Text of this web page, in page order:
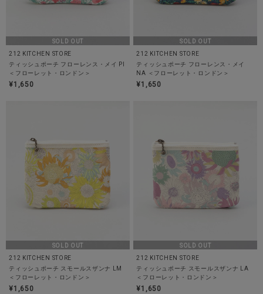
SOLD OUT
212 KITCHEN STORE
ティッシュポーチ フローレンス・メイ PI
＜フローレット・ロンドン＞
¥1,650
SOLD OUT
212 KITCHEN STORE
ティッシュポーチ フローレンス・メイ
NA ＜フローレット・ロンドン＞
¥1,650
SOLD OUT
212 KITCHEN STORE
ティッシュポーチ スモールスザンナ LM
＜フローレット・ロンドン＞
¥1,650
SOLD OUT
212 KITCHEN STORE
ティッシュポーチ スモールスザンナ LA
＜フローレット・ロンドン＞
¥1,650